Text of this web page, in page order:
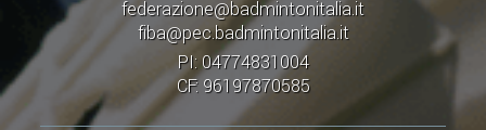
federazione@badmintonitalia.it
fiba@pec.badmintonitalia.it
PI: 04774831004
CF: 96197870585
TESSERAMENTO
AFFILIAZIONE E TESSERAMENTO